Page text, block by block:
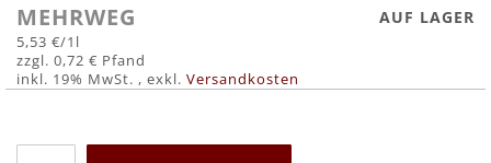
MEHRWEG
5,53 €/1l
0,72 €
inkl. 19% MwSt. , exkl. Versandkosten
AUF LAGER